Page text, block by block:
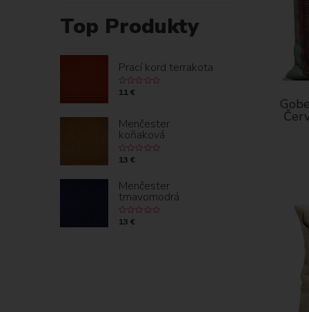
Top Produkty
Prací kord terrakota
11 €
Menčester
koňaková
13 €
Menčester
tmavomodrá
13 €